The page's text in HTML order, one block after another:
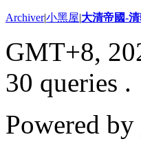
Archiver|小黑屋|大清帝國-
GMT+8,
30 queries .
Powered by